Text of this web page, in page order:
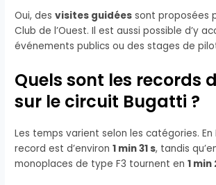
Oui, desvisites guidées sont proposées
Club de l’Ouest. Il est aussi possible d’y
événements publics ou des stages de
Quels sont les records
sur le circuit Bugatti ?
Les temps varient selon les catégories. En
record est d’environ1 min 31 s, tandis
monoplaces de type F3 tournent en1 min